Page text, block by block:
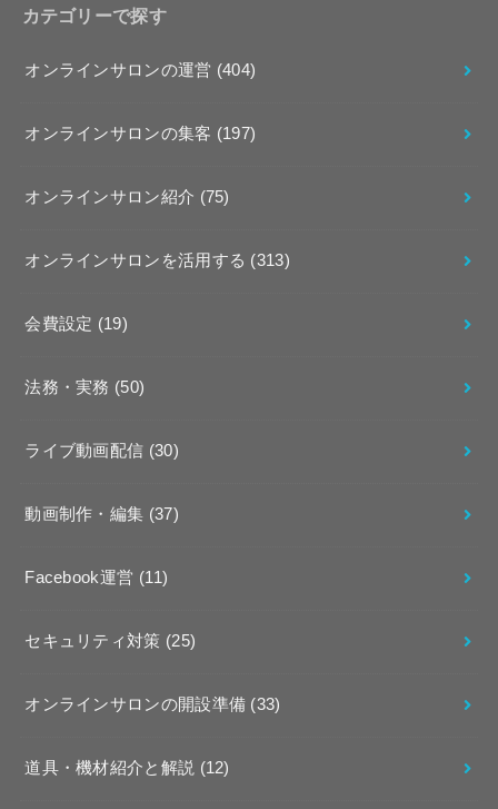
カテゴリーで探す
オンラインサロンの運営 (404)
オンラインサロンの集客 (197)
オンラインサロン紹介 (75)
オンラインサロンを活用する (313)
会費設定 (19)
法務・実務 (50)
ライブ動画配信 (30)
動画制作・編集 (37)
Facebook運営 (11)
セキュリティ対策 (25)
オンラインサロンの開設準備 (33)
道具・機材紹介と解説 (12)